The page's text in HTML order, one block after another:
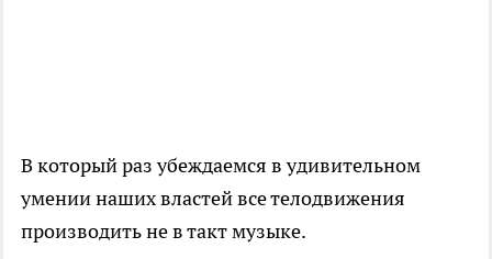
В который раз убеждаемся в удивительном
умении наших властей все телодвижения
производить не в такт музыке.